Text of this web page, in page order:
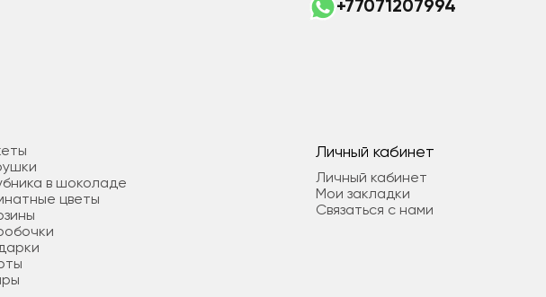
+77071207994
в шоколаде
цветы
Личный кабинет
Личный кабинет
Мои закладки
Связаться с нами